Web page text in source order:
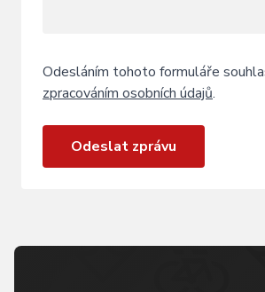
Odesláním tohoto formuláře
zpracováním osobních údajů.
Odeslat zprávu